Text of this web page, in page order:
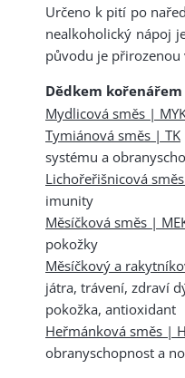
Určeno k pití po
nealkoholický nápoj
původu je
Dědkem
Mydlicová směs |
Tymiánová směs | TK
systému a
Lichořeřišnicová
imunity
Měsíčková směs |
pokožky
Měsíčkový a
játra, trávení, zdraví
pokožka, antioxidant
Heřmánková směs |
obranyschopnost a